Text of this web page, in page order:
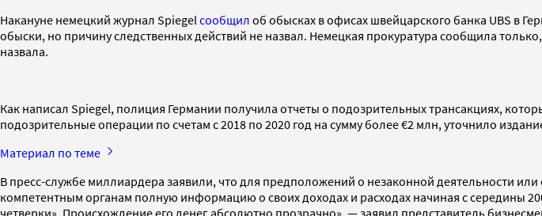
Накануне немецкий журнал Spiegel сообщил об обысках в офисах швейцарского банка UBS в
обыски, но причину следственных действий не назвал. Немецкая прокуратура сообщила
назвала.
Как написал Spiegel, полиция Германии получила отчеты о подозрительных трансакциях,
подозрительные операции по счетам с 2018 по 2020 год на сумму более €2 млн, уточнило
Материал по теме
В пресс-службе миллиардера заявили, что для предположений о незаконной деятельности
компетентным органам полную информацию о своих доходах и расходах начиная с середины
четверки». Происхождение его денег абсолютно прозрачно», — заявил представитель